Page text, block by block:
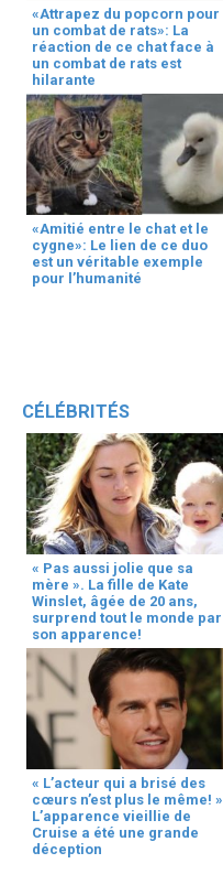
«Attrapez du popcorn pour
un combat de rats»: La
réaction de ce chat face à
un combat de rats est
hilarante
«Amitié entre le chat et le
cygne»: Le lien de ce duo
est un véritable exemple
pour l’humanité
CÉLÉBRITÉS
« Pas aussi jolie que sa
mère ». La fille de Kate
Winslet, âgée de 20 ans,
surprend tout le monde par
son apparence!
« L’acteur qui a brisé des
cœurs n’est plus le même! »
L’apparence vieillie de
Cruise a été une grande
déception